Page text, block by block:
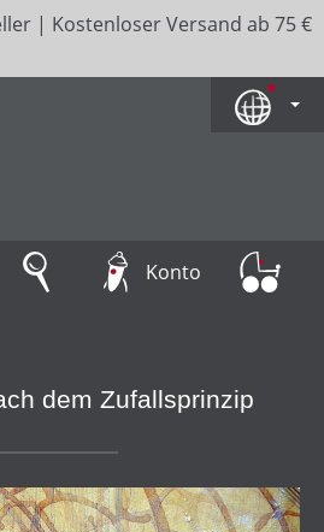
| Kostenloser Versand ab 75 €
Konto
dem Zufallsprinzip